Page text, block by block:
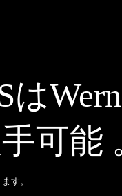
は
可能
す。